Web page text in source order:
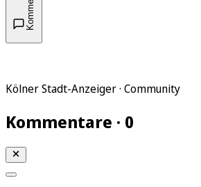
Kölner Stadt-Anzeiger · Community
Kommentare · 0